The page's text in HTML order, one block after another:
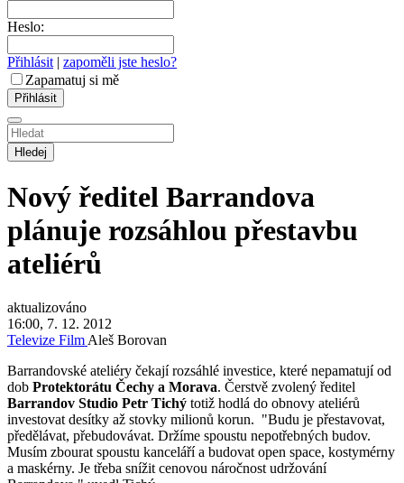
Heslo:
Přihlásit | zapoměli jste heslo?
Zapamatuj si mě
Hledej
Nový ředitel Barrandova
plánuje rozsáhlou přestavbu
ateliérů
aktualizováno
16:00, 7. 12. 2012
Televize FilmAleš Borovan
Barrandovské ateliéry čekají rozsáhlé investice, které nepamatují od
dob Protektorátu Čechy a Morava. Čerstvě zvolený ředitel
Barrandov Studio Petr Tichý totiž hodlá do obnovy ateliérů
investovat desítky až stovky milionů korun. "Budu je přestavovat,
předělávat, přebudovávat. Držíme spoustu nepotřebných budov.
Musím zbourat spoustu kanceláří a budovat open space, kostymérny
a maskérny. Je třeba snížit cenovou náročnost udržování